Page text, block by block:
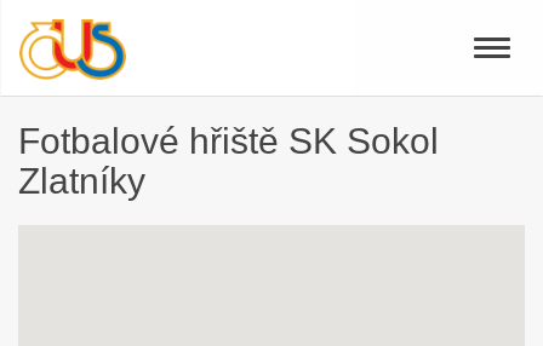
Toggle
Fotbalové hřiště SK Sokol
Zlatníky